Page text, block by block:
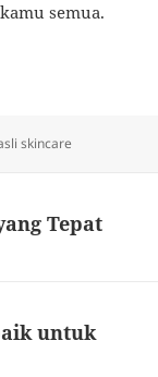
semua.
skincare
Tepat
untuk